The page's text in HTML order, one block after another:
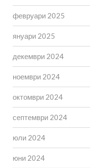
февруари 2025
януари 2025
декември 2024
ноември 2024
октомври 2024
септември 2024
юли 2024
юни 2024